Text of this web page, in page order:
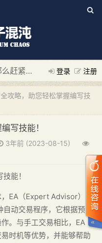
登录 注册
如果您觉得本站非常有看点，那么赶紧使用Ctrl+D 收藏我们吧
新添加量子混沌系统板块，欢迎大家访问！
---“量子混沌系
攻略，助您轻松掌握编写技
写技能！
3年前 (2023-08-15)
能！
EA（Expert Advisor）
自动交易程序，它根据预
。与手工交易相比，EA
时机等优势，并能够帮助